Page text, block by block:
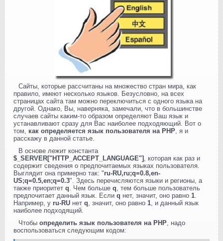
Сайты, которые рассчитаны на множество стран мира, как
правило, имеют несколько языков. Безусловно, на всех
страницах сайта там можно переключиться с одного языка на
другой. Однако, Вы, наверняка, замечали, что в большинстве
случаев сайты каким-то образом определяют Ваш язык и
устанавливают сразу для Вас наиболее подходяющий. Вот о
том, как определяется язык пользователя на PHP, я и
расскажу в данной статье.
В основе лежит константа
$_SERVER["HTTP_ACCEPT_LANGUAGE"] , которая как раз и
содержит сведения о предпочитаемых языках пользователя.
Выглядит она примерно так: "ru-RU,ru;q=0.8,en-
US;q=0.5,en;q=0.3". Здесь перечисляются языки и регионы, а
также приоритет q. Чем больше q, тем больше пользователь
предпочитает данный язык. Если q нет, значит, оно равно 1.
Например, у ru-RU нет q, значит, оно равно 1, и данный язык
наиболее подходящий.
Чтобы определить язык пользователя на PHP, надо
воспользоваться следующим кодом: